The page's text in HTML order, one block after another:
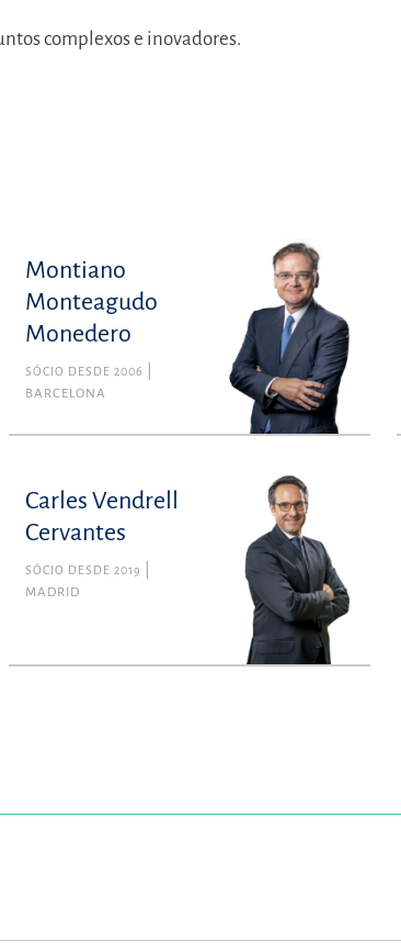
complexos e inovadores.
Montiano
Monteagudo
Monedero
SÓCIO DESDE 2006
BARCELONA
Carles Vendrell
Cervantes
SÓCIO DESDE 2019
MADRID